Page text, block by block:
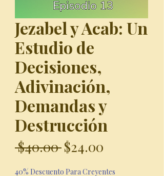
Jezabel y Acab: Un
Estudio de
Decisiones,
Adivinación,
Demandas y
Destrucción
$40.00 Regular
$24.00
40% Descuento Para Creyentes